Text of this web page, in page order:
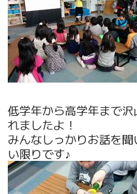
低学年から高学年まで
れましたよ！
みんなしっかりお話を
い限りです♪